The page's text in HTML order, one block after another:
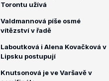
Torontu užívá
Valdmannová píše osmé
vítězství v řadě
Laboutková i Alena Kovačková v
Lipsku postupují
Knutsonová je ve Varšavě v